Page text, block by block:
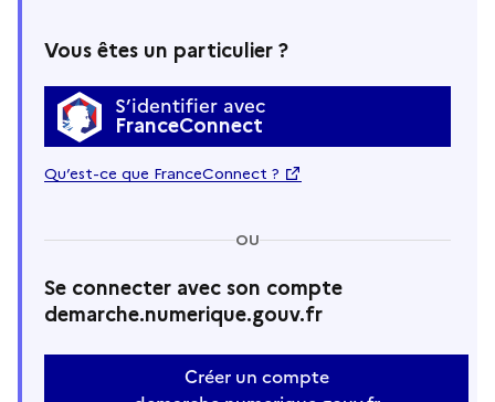
Vous êtes un particulier ?
S’identifier avec
FranceConnect
Qu’est-ce que FranceConnect ?
OU
Se connecter avec son compte
demarche.numerique.gouv.fr
Créer un compte